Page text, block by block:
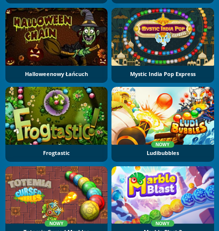
Halloweenowy Łańcuch Mystic India Pop Express
Frogtastic
NOWY
Ludibubbles
NOWY NOWY